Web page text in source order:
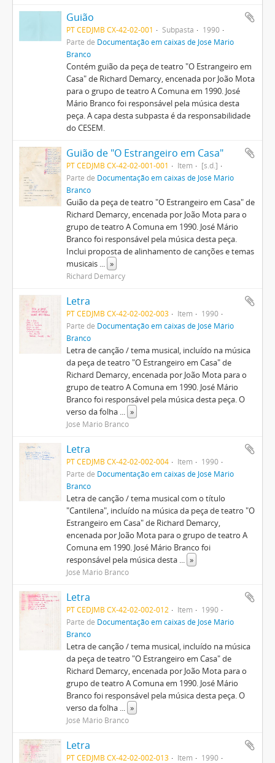
Guião
PT CEDJMB CX-42-02-001 Subpasta
1990
Parte de Documentação em caixas de José Mário
Branco
Contém guião da peça de teatro "O Estrangeiro em
Casa" de Richard Demarcy, encenada por João Mota
para o grupo de teatro A Comuna em 1990. José
Mário Branco foi responsável pela música desta
peça. A capa desta subpasta é da responsabilidade
do CESEM.
Guião de "O Estrangeiro em Casa"
PT CEDJMB CX-42-02-001-001 Item
[s.d.]
Parte de Documentação em caixas de José Mário
Branco
Guião da peça de teatro "O Estrangeiro em Casa" de
Richard Demarcy, encenada por João Mota para o
grupo de teatro A Comuna em 1990. José Mário
Branco foi responsável pela música desta peça.
Inclui proposta de alinhamento de canções e temas
musicais ... »
Richard Demarcy
Letra
PT CEDJMB CX-42-02-002-003 Item
1990
Parte de Documentação em caixas de José Mário
Branco
Letra de canção / tema musical, incluído na música
da peça de teatro "O Estrangeiro em Casa" de
Richard Demarcy, encenada por João Mota para o
grupo de teatro A Comuna em 1990. José Mário
Branco foi responsável pela música desta peça. O
verso da folha ... »
José Mário Branco
Letra
PT CEDJMB CX-42-02-002-004 Item
1990
Parte de Documentação em caixas de José Mário
Branco
Letra de canção / tema musical com o título
"Cantilena", incluído na música da peça de teatro "O
Estrangeiro em Casa" de Richard Demarcy,
encenada por João Mota para o grupo de teatro A
Comuna em 1990. José Mário Branco foi
responsável pela música desta ... »
José Mário Branco
Letra
PT CEDJMB CX-42-02-002-012 Item
1990
Parte de Documentação em caixas de José Mário
Branco
Letra de canção / tema musical, incluído na música
da peça de teatro "O Estrangeiro em Casa" de
Richard Demarcy, encenada por João Mota para o
grupo de teatro A Comuna em 1990. José Mário
Branco foi responsável pela música desta peça. O
verso da folha ... »
José Mário Branco
Letra
PT CEDJMB CX-42-02-002-013 Item
1990